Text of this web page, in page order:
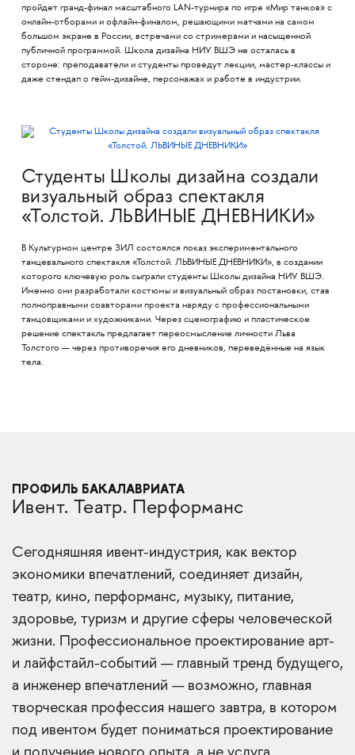
пройдет гранд-финал масштабного LAN-турнира по игре «Мир танков» с
онлайн-отборами и офлайн-финалом, решающими матчами на самом
большом экране в России, встречами со стримерами и насыщенной
публичной программой. Школа дизайна НИУ ВШЭ не осталась в
стороне: преподаватели и студенты проведут лекции, мастер-классы и
даже стендап о гейм-дизайне, персонажах и работе в индустрии.
Студенты Школы дизайна создали
визуальный образ спектакля
«Толстой. ЛЬВИНЫЕ ДНЕВНИКИ»
В Культурном центре ЗИЛ состоялся показ экспериментального
танцевального спектакля «Толстой. ЛЬВИНЫЕ ДНЕВНИКИ», в создании
которого ключевую роль сыграли студенты Школы дизайна НИУ ВШЭ.
Именно они разработали костюмы и визуальный образ постановки, став
полноправными соавторами проекта наряду с профессиональными
танцовщиками и художниками. Через сценографию и пластическое
решение спектакль предлагает переосмысление личности Льва
Толстого — через противоречия его дневников, переведённые на язык
тела.
ПРОФИЛЬ БАКАЛАВРИАТА
Ивент. Театр. Перформанс
Сегодняшняя ивент-индустрия, как вектор
экономики впечатлений, соединяет дизайн,
театр, кино, перформанс, музыку, питание,
здоровье, туризм и другие сферы человеческой
жизни. Профессиональное проектирование арт-
и лайфстайл-событий — главный тренд будущего,
а инженер впечатлений — возможно, главная
творческая профессия нашего завтра, в котором
под ивентом будет пониматься проектирование